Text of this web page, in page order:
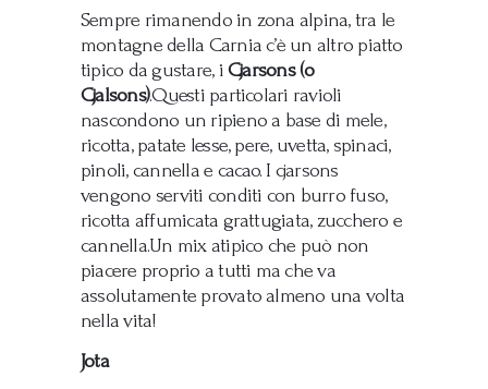
Sempre rimanendo in zona alpina, tra le
montagne della Carnia c’è un altro piatto
tipico da gustare, iCjarsons (o
Cjalsons).Questi particolari ravioli
nascondono un ripieno a base di mele,
ricotta, patate lesse, pere, uvetta, spinaci,
pinoli, cannella e cacao. I cjarsons
vengono serviti conditi con burro fuso,
ricotta affumicata grattugiata, zucchero e
cannella.Un mix atipico che può non
piacere proprio a tutti ma che va
assolutamente provato almeno una volta
nella vita!
Jota